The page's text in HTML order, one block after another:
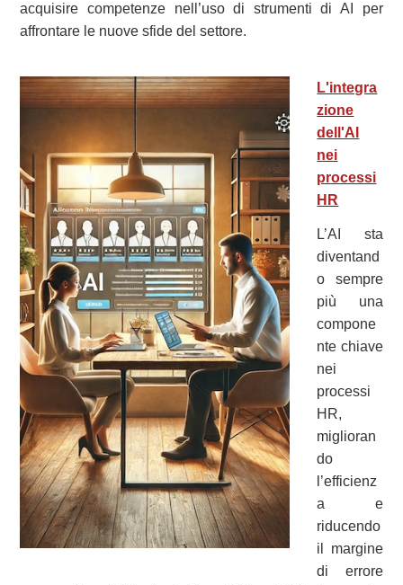
acquisire competenze nell’uso di strumenti di AI per
affrontare le nuove sfide del settore.
L'integra
zione
dell'AI
nei
processi
HR
L’AI sta
diventand
o sempre
più una
compone
nte chiave
nei
processi
HR,
miglioran
do
l’efficienz
a e
riducendo
il margine
di errore